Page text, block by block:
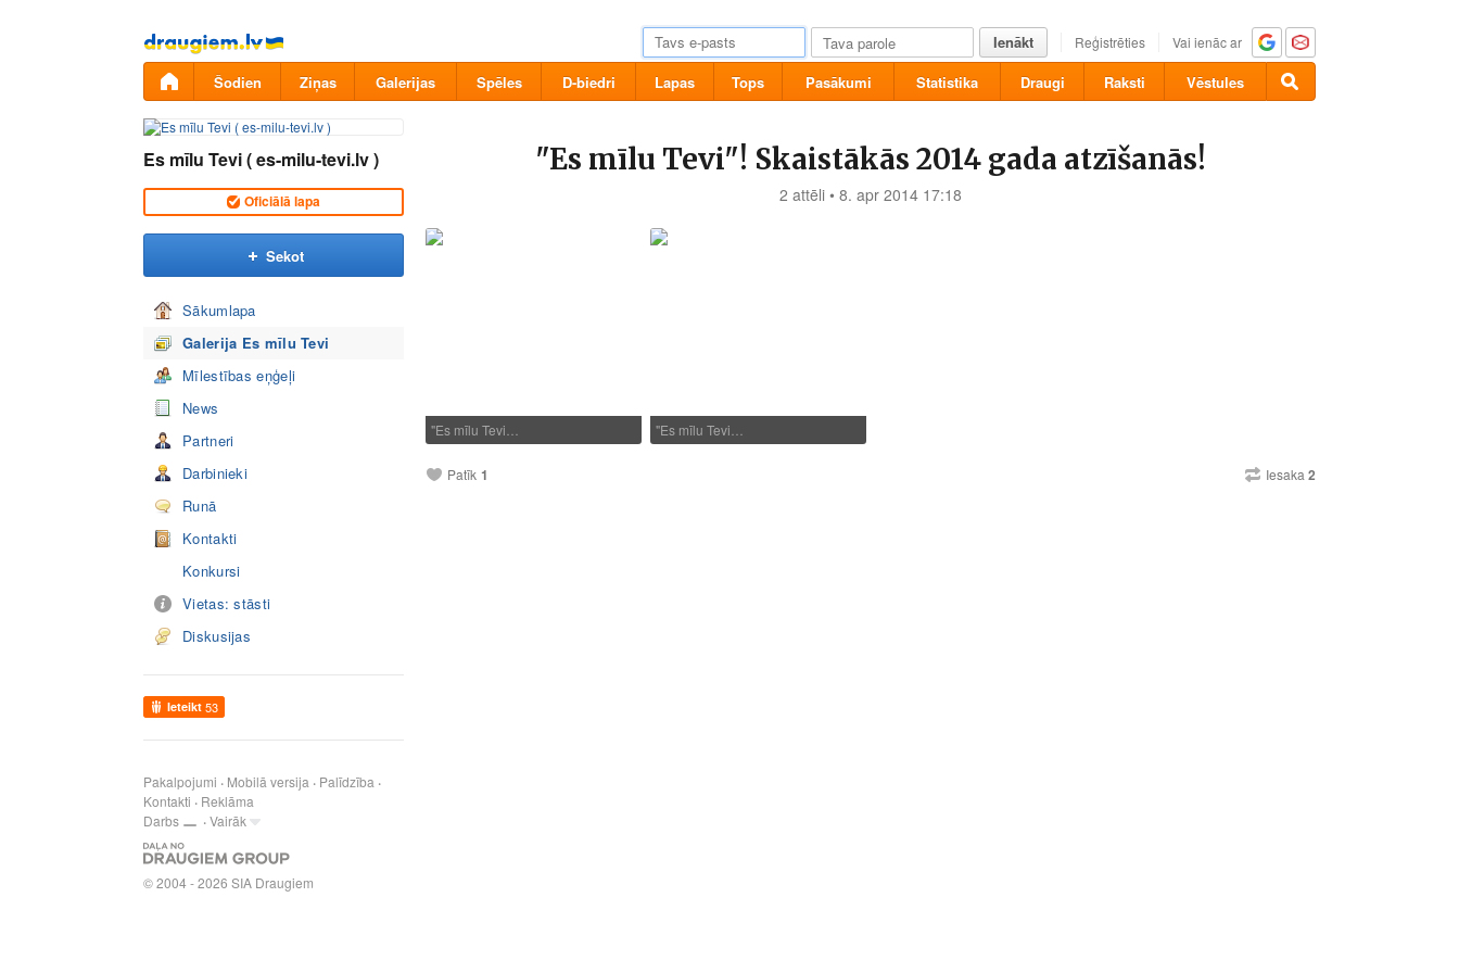
Pāriet
uz
saturu
Ienākt Reģistrēties Vai ienāc ar
Šodien Ziņas Galerijas Spēles D-biedri Lapas Tops Pasākumi Statistika Draugi Raksti Vēstules
Es mīlu Tevi ( es-milu-tevi.lv )
Oficiālā lapa
Sekot
Sākumlapa
Galerija Es mīlu Tevi
Mīlestības eņģeļi
News
Partneri
Darbinieki
Runā
Kontakti
Konkursi
Vietas: stāsti
Diskusijas
Ieteikt 53
Pakalpojumi Mobilā versija
Palīdzība
Kontakti
Reklāma
Darbs
Vairāk
© 2004 - 2026 SIA Draugiem
"Es mīlu Tevi"! Skaistākās 2014 gada atzīšanās!
2 attēli • 8. apr 2014 17:18
"Es mīlu Tevi… "Es mīlu Tevi…
Patīk 1 Iesaka 2